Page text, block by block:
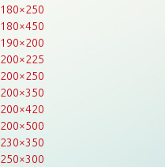
180×250
180×450
190×200
200×225
200×250
200×350
200×420
200×500
230×350
250×300